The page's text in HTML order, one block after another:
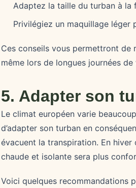
Adaptez la taille du turban à la
Privilégiez un maquillage léger
Ces conseils vous permettront
même lors de longues journées de
5. Adapter son
Le climat européen varie
d’adapter son turban en
évacuent la transpiration. En
chaude et isolante sera plus
Voici quelques recommandations